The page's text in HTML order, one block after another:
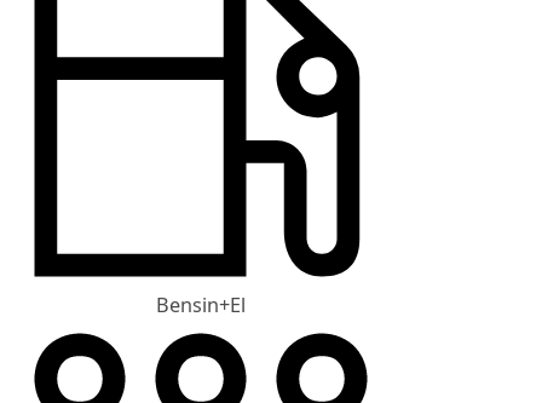
Bensin+El